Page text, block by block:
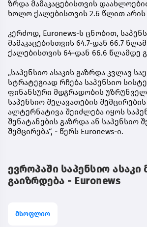
ზრდა მამაკაცებისთვის
ხოლო ქალებისთვის 2.6 წლით
კერძოდ, Euronews-ს ცნობით,
მამაკაცებისთვის 64.7-დან 66.7
ქალებისთვის 64-დან 66.6 წლამდე
„საპენსიო ასაკის გაზრდა კვლავ
სტრატეგიად რჩება საპენსიო
ფინანსური მდგრადობის
საპენსიო შეღავათების
ალტერნატივა შეიძლება იყოს
შენატანების გაზრდა ან საპენსიო
შემცირება“, - წერს Euronews-ი.
ევროპაში საპენსიო
გაიზრდება - Euronews
მსოფლიო